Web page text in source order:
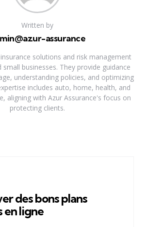
Written by
assurance
solutions and risk management
businesses. They provide guidance
understanding policies, and optimizing
includes auto, home, health, and
aligning with Azur Assurance's focus on
protecting clients.
des bons plans
en ligne